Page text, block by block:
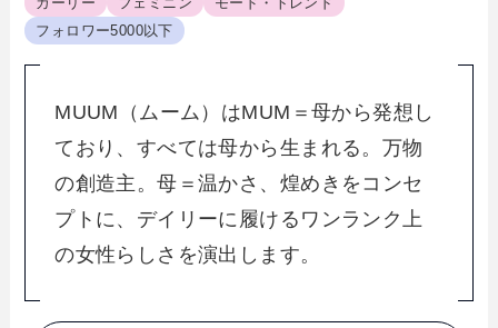
フォロワー5000以下
MUUM（ムーム）はMUM＝母から発想し
ており、すべては母から生まれる。万物
の創造主。母＝温かさ、煌めきをコンセ
プトに、デイリーに履けるワンランク上
の女性らしさを演出します。